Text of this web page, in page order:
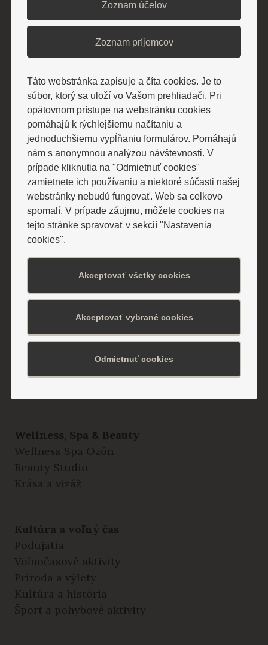
Pobyty a ceny
Pobyty cez poisťovňu
Relaxačné pobyty
Liečebné pobyty
Senior pobyty
Špeciálne sezónne pobyty
Ostatné cenníky
Ubytovanie
Hotely
Hotel Alexander
Detská liečebňa Valentína
Liečebné procedúry
Odborné ambulancie a vyšetrenia
Wellness, Spa & Beauty
Wellness Spa Ozón
Beauty Studio
Krása a vizáž
Kultúra a voľný čas
Podujatia
Voľnočasové aktivity
Príroda a výlety
Kultúra a história
Šport a pohybové aktivity
Zoznam účelov
Zoznam príjemcov
Táto webstránka zapisuje a číta cookies. Je to
súbor, ktorý sa uloží vo Vašom prehliadači. Pri
opätovnom prístupe na webstránku cookies
pomáhajú k rýchlejšiemu načítaniu a
jednoduchšiemu vypĺňaniu formulárov. Pomáhajú
nám s anonymnou analýzou návštevnosti. V
prípade kliknutia na "Odmietnuť cookies"
zamietnete ich používaniu a niektoré súčasti našej
webstránky nebudú fungovať. Web sa celkovo
spomalí. V prípade záujmu, môžete cookies na
tejto stránke spravovať v sekcií "Nastavenia
cookies".
Akceptovať všetky cookies
Akceptovať vybrané cookies
Odmietnuť cookies